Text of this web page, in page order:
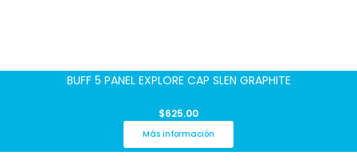
BUFF 5 PANEL EXPLORE CAP SLEN GRAPHITE
$625.00
Más información